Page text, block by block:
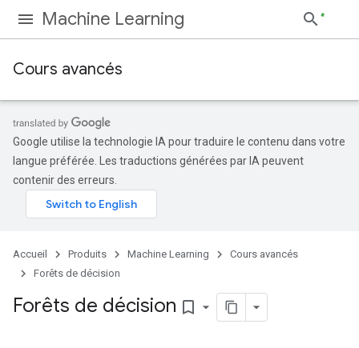
Machine Learning
Cours avancés
Google utilise la technologie IA pour traduire le contenu dans votre
langue préférée. Les traductions générées par IA peuvent
contenir des erreurs.
Accueil Produits Machine Learning
Cours avancés
Forêts de décision
Forêts de décision bookmark_border